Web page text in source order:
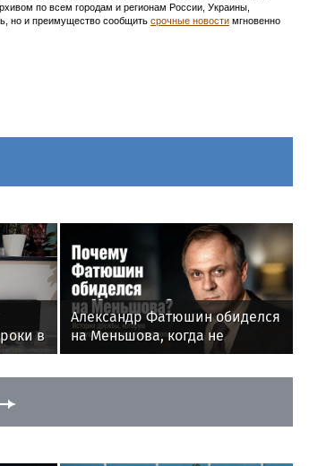
по всем городам и регионам России, Украины,
но и преимущество сообщить срочные новости мгновенно
в
Александр Фатюшин обиделся
на Меньшова, когда не
получил роль в «Любви и